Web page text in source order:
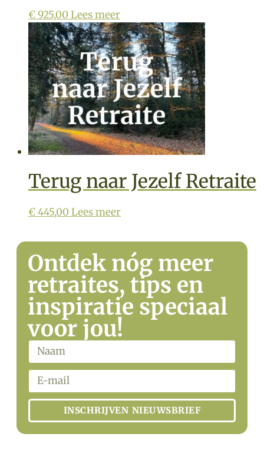
€925,00 Lees meer
Terug naar Jezelf Retraite
€445,00 Lees meer
Ontdek nóg meer
retraites, tips en
inspiratie speciaal
voor jou!
INSCHRIJVEN NIEUWSBRIEF